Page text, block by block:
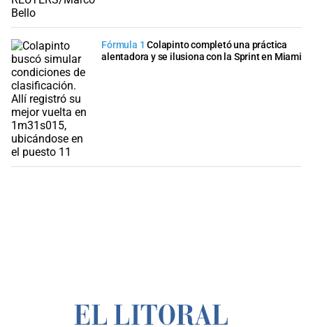
Fórmula 1 Colapinto completó una práctica
alentadora y se ilusiona con la Sprint en Miami